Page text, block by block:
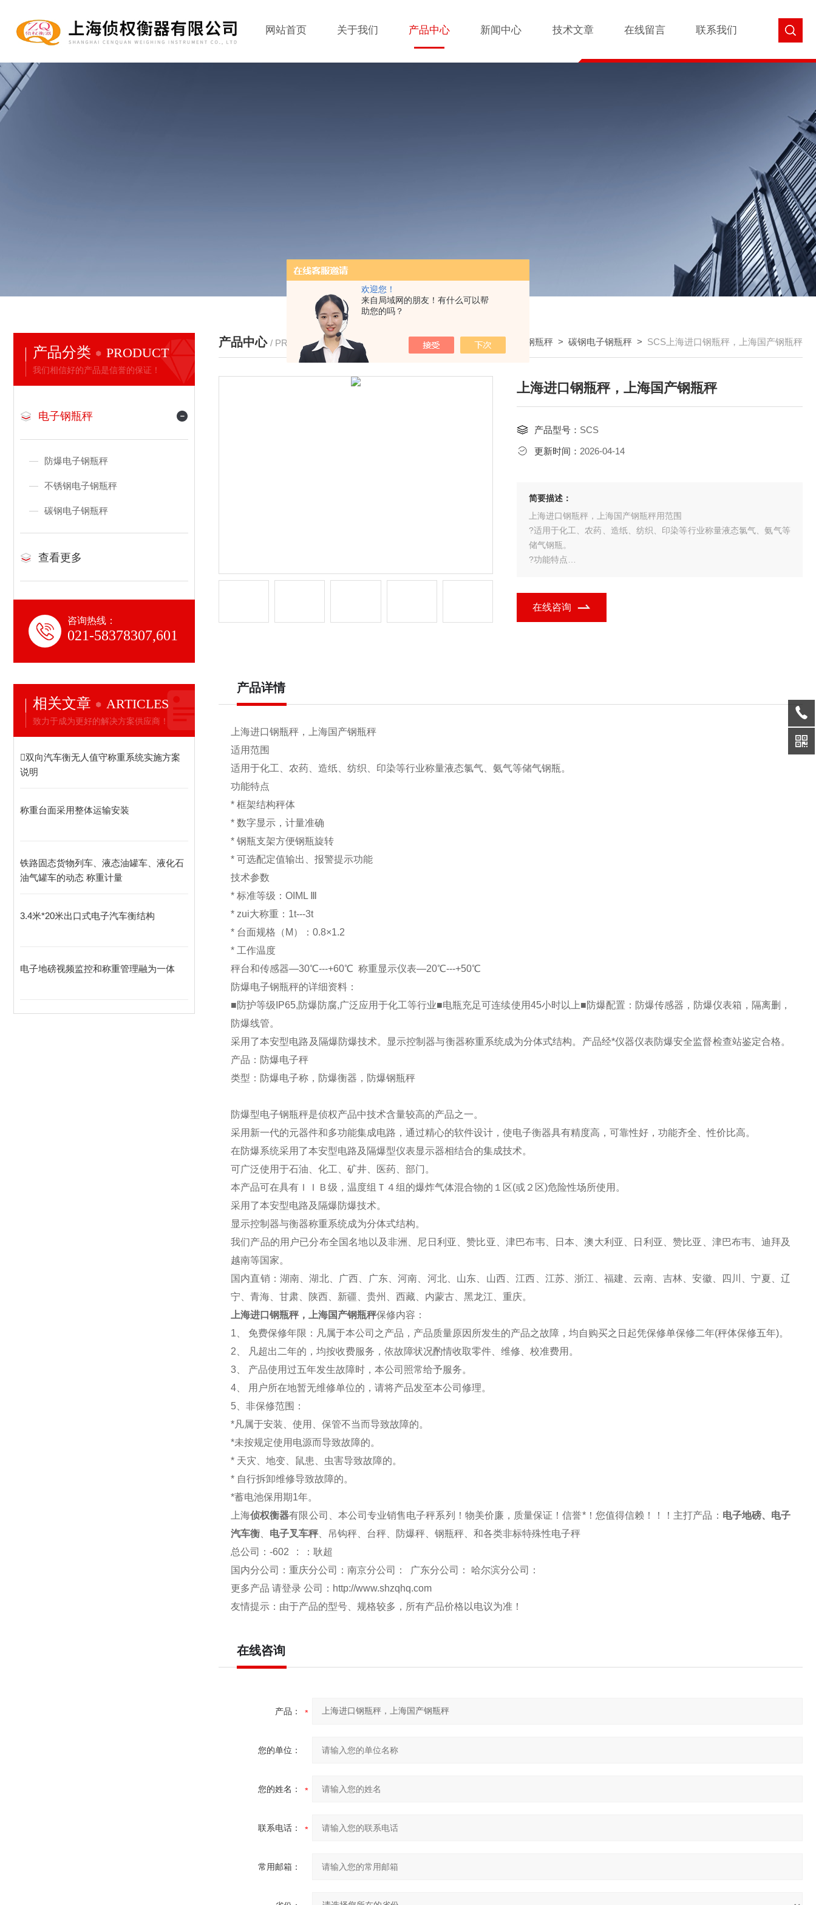
欢迎您！
来自局域网的朋友！有什么可以帮
助您的吗？
网站首页 关于我们 产品中心 新闻中心 技术文章 在线留言 联系我们
产品分类 PRODUCT
我们相信好的产品是信誉的保证！
电子钢瓶秤
防爆电子钢瓶秤
不锈钢电子钢瓶秤
碳钢电子钢瓶秤
查看更多
咨询热线：
021-58378307,601
相关文章 ARTICLES
致力于成为更好的解决方案供应商！
双向汽车衡无人值守称重系统实施方案
说明
称重台面采用整体运输安装
铁路固态货物列车、液态油罐车、液化石
油气罐车的动态 称重计量
3.4米*20米出口式电子汽车衡结构
电子地磅视频监控和称重管理融为一体
产品中心 / PRODUCTS 首页 产品中心 电子钢瓶秤 > 碳钢电子钢瓶秤 > SCS上海进口钢瓶秤，上海国产钢瓶秤
上海进口钢瓶秤，上海国产钢瓶秤
产品型号： SCS
更新时间： 2026-04-14
简要描述：
上海进口钢瓶秤，上海国产钢瓶秤用范围
?适用于化工、农药、造纸、纺织、印染等行业称量液态氯气、氨气等
储气钢瓶。
?功能特点
* 钢瓶支架方便钢瓶旋转
在线咨询
产品详情
上海进口钢瓶秤，上海国产钢瓶秤
适用范围
适用于化工、农药、造纸、纺织、印染等行业称量液态氯气、氨气等储气钢瓶。
功能特点
* 框架结构秤体
* 数字显示，计量准确
* 钢瓶支架方便钢瓶旋转
* 可选配定值输出、报警提示功能
技术参数
* 标准等级：OIML Ⅲ
* zui大称重：1t---3t
* 台面规格（M）：0.8×1.2
* 工作温度
秤台和传感器—30℃---+60℃ 称重显示仪表—20℃---+50℃
防爆电子钢瓶秤的详细资料：
■防护等级IP65,防爆防腐,广泛应用于化工等行业■电瓶充足可连续使用45小时以上■防爆配置：防爆传感器，防爆仪表箱，隔离删，
防爆线管。
采用了本安型电路及隔爆防爆技术。显示控制器与衡器称重系统成为分体式结构。产品经*仪器仪表防爆安全监督检查站鉴定合格。
产品：防爆电子秤
类型：防爆电子称，防爆衡器，防爆钢瓶秤
防爆型电子钢瓶秤是侦权产品中技术含量较高的产品之一。
采用新一代的元器件和多功能集成电路，通过精心的软件设计，使电子衡器具有精度高，可靠性好，功能齐全、性价比高。
在防爆系统采用了本安型电路及隔爆型仪表显示器相结合的集成技术。
可广泛使用于石油、化工、矿井、医药、部门。
本产品可在具有ＩＩＢ级，温度组Ｔ４组的爆炸气体混合物的１区(或２区)危险性场所使用。
采用了本安型电路及隔爆防爆技术。
显示控制器与衡器称重系统成为分体式结构。
我们产品的用户已分布全国名地以及非洲、尼日利亚、赞比亚、津巴布韦、日本、澳大利亚、日利亚、赞比亚、津巴布韦、迪拜及
越南等国家。
国内直销：湖南、湖北、广西、广东、河南、河北、山东、山西、江西、江苏、浙江、福建、云南、吉林、安徽、四川、宁夏、辽
宁、青海、甘肃、陕西、新疆、贵州、西藏、内蒙古、黑龙江、重庆。
上海进口钢瓶秤，上海国产钢瓶秤保修内容：
1 、 免费保修年限：凡属于本公司之产品，产品质量原因所发生的产品之故障，均自购买之日起凭保修单保修二年(秤体保修五年)。
2、 凡超出二年的，均按收费服务，依故障状况酌情收取零件、维修、校准费用。
3、 产品使用过五年发生故障时，本公司照常给予服务。
4、 用户所在地暂无维修单位的，请将产品发至本公司修理。
5、非保修范围：
*凡属于安装、使用、保管不当而导致故障的。
*未按规定使用电源而导致故障的。
* 天灾、地变、鼠患、虫害导致故障的。
* 自行拆卸维修导致故障的。
*蓄电池保用期1年。
上海侦权衡器有限公司、本公司专业销售电子秤系列！物美价廉，质量保证！信誉*！您值得信赖！！！主打产品： 电子地磅、 电子
汽车衡
电子叉车秤、吊钩秤、台秤、防爆秤、钢瓶秤、和各类非标特殊性电子秤
总公司
：-602 : ：耿超
国内分公司：重庆分公司：南京分公司： 广东分公司： 哈尔滨分公司：
更多产品 请登录 公司： http://www.shzqhq.com
友情提示：由于产品的型号、规格较多，所有产品价格以电议为准！
在线咨询
产品：
您的单位：
您的姓名：
联系电话：
常用邮箱：